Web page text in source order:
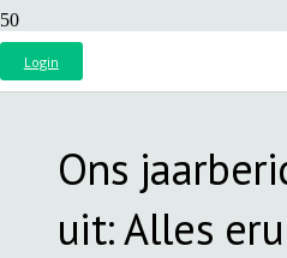
Login
Ons
uit: Alles